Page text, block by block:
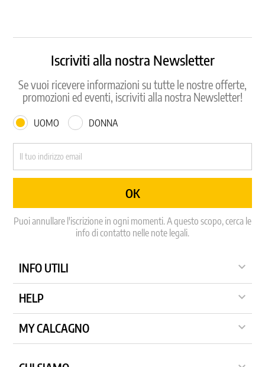
Iscriviti alla nostra Newsletter
Se vuoi ricevere informazioni su tutte le nostre offerte,
promozioni ed eventi, iscriviti alla nostra Newsletter!
UOMO DONNA
Puoi annullare l'iscrizione in ogni momenti. A questo scopo, cerca le
info di contatto nelle note legali.
INFO UTILI 
HELP 
MY CALCAGNO 